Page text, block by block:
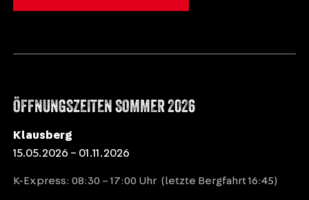
ÖFFNUNGSZEITEN SOMMER 2026
Klausberg
15.05.2026 – 01.11.2026
K-Express: 08:30 – 17:00 Uhr (letzte Bergfahrt 16:45)